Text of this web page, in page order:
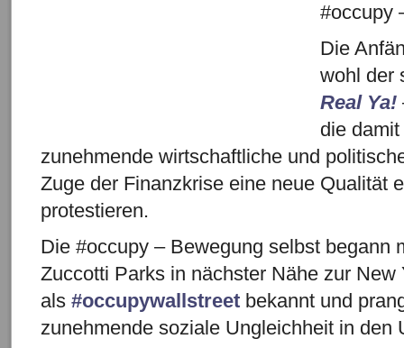
#occupy
Die
wohl der
Real Ya!
die
zunehmende wirtschaftliche und
Zuge der Finanzkrise eine neue Qualität
protestieren.
Die #occupy – Bewegung selbst begann
Zuccotti Parks in nächster Nähe zur New
als #occupywallstreet bekannt und
zunehmende soziale Ungleichheit in den